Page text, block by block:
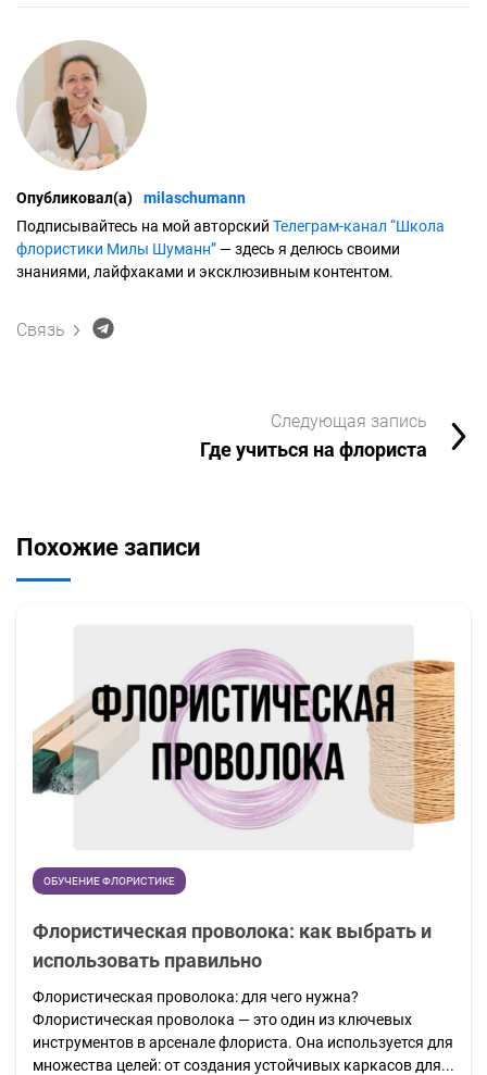
Опубликовал(а)
milaschumann
Подписывайтесь на мой авторский Телеграм-канал “Школа
флористики Милы Шуманн” — здесь я делюсь своими
знаниями, лайфхаками и эксклюзивным контентом.
Связь
Следующая запись
Где учиться на флориста
Похожие записи
ОБУЧЕНИЕ ФЛОРИСТИКЕ
Флористическая проволока: как выбрать и
использовать правильно
Флористическая проволока: для чего нужна?
Флористическая проволока — это один из ключевых
инструментов в арсенале флориста. Она используется для
множества целей: от создания устойчивых каркасов для...